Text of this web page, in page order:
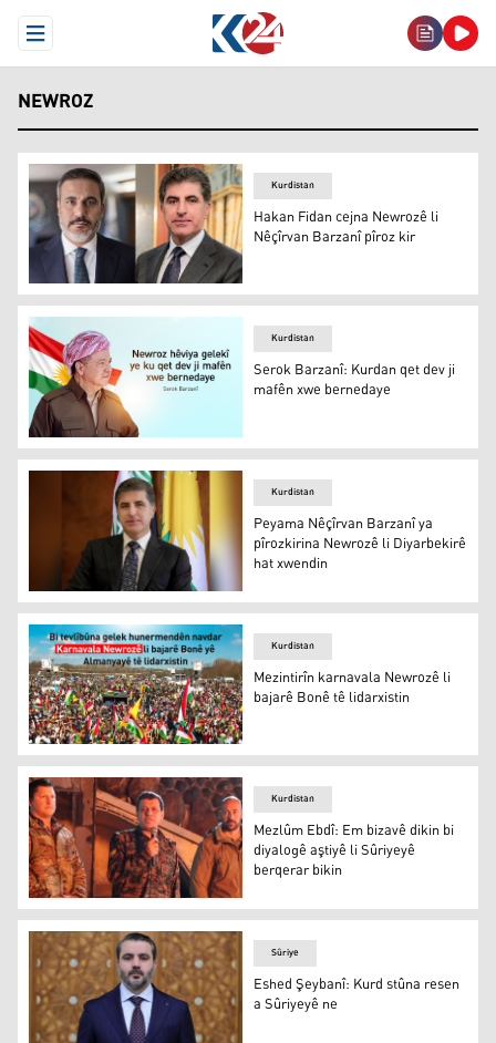
Open Menu
NEWROZ
Nêçîrvan Barzanî û Hakan Fidan
Kurdistan
Hakan Fidan cejna Newrozê li
Nêçîrvan Barzanî pîroz kir
Serok Barzanî: Kurdan qet dev ji mafên xwe bernedaye
Kurdistan
Serok Barzanî: Kurdan qet dev ji
mafên xwe bernedaye
Nêçîrvan Barzanî
Kurdistan
Peyama Nêçîrvan Barzanî ya
pîrozkirina Newrozê li Diyarbekirê
hat xwendin
Mezintirîn karnavala Newrozê li bajarê Bonê tê
Kurdistan
Mezintirîn karnavala Newrozê li
bajarê Bonê tê lidarxistin
Mezlûm Ebdî
Kurdistan
Mezlûm Ebdî: Em bizavê dikin bi
diyalogê aştiyê li Sûriyeyê
berqerar bikin
Sûriye
Eshed Şeybanî: Kurd stûna resen
a Sûriyeyê ne